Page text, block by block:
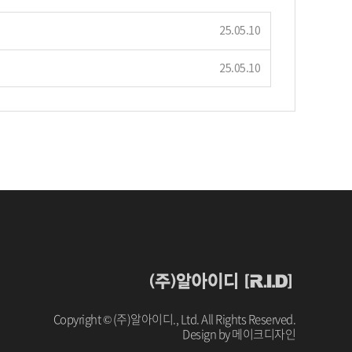
25.05.10
25.05.10
Copyright© (주)알아이디., Ltd. All Rights Reserved.
Design by메이크디자인